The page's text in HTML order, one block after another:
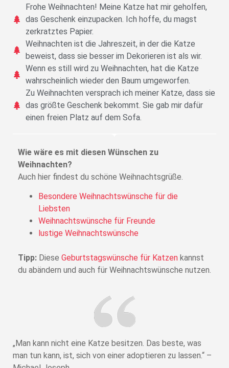
Frohe Weihnachten! Meine Katze hat mir geholfen,
das Geschenk einzupacken. Ich hoffe, du magst
zerkratztes Papier.
Weihnachten ist die Jahreszeit, in der die Katze
beweist, dass sie besser im Dekorieren ist als wir.
Wenn es still wird zu Weihnachten, hat die Katze
wahrscheinlich wieder den Baum umgeworfen.
Zu Weihnachten versprach ich meiner Katze, dass sie
das größte Geschenk bekommt. Sie gab mir dafür
einen freien Platz auf dem Sofa.
Wie wäre es mit diesen Wünschen zu
Weihnachten?
Auch hier findest du schöne Weihnachtsgrüße.
Besondere Weihnachtswünsche für die
Liebsten
Weihnachtswünsche für Freunde
lustige Weihnachtswünsche
Tipp: Diese Geburtstagswünsche für Katzen kannst
du abändern und auch für Weihnachtswünsche nutzen.
„Man kann nicht eine Katze besitzen. Das beste, was
man tun kann, ist, sich von einer adoptieren zu lassen.“ –